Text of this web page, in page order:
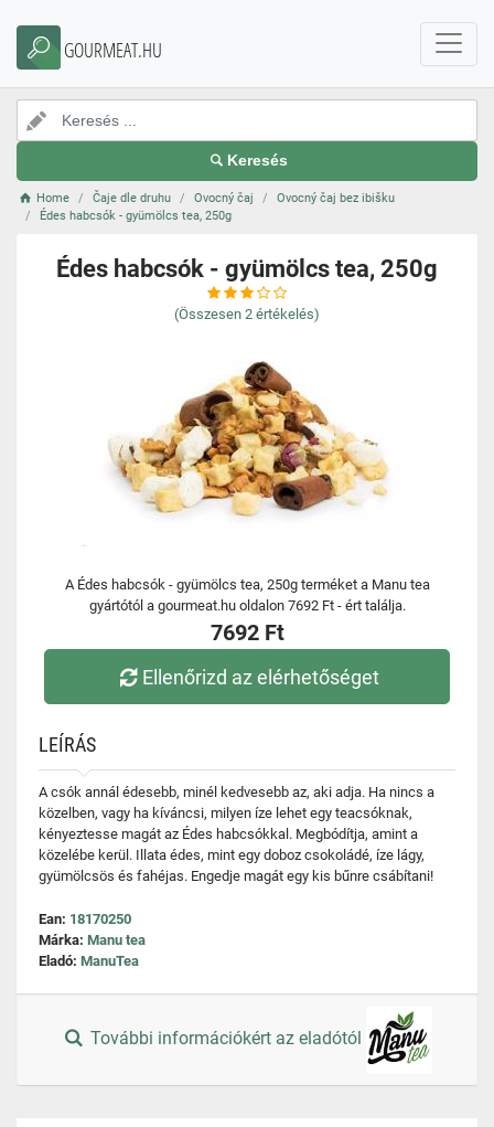
GOURMEAT.HU
Keresés
Home Čaje dle druhu Ovocný čaj
Ovocný čaj bez ibišku
Édes habcsók - gyümölcs tea, 250g
Édes habcsók - gyümölcs tea, 250g
(Összesen 2 értékelés)
A Édes habcsók - gyümölcs tea, 250g terméket a Manu tea
gyártótól a gourmeat.hu oldalon 7692 Ft - ért találja.
7692 Ft
Ellenőrizd az elérhetőséget
LEÍRÁS
A csók annál édesebb, minél kedvesebb az, aki adja. Ha nincs a
közelben, vagy ha kíváncsi, milyen íze lehet egy teacsóknak,
kényeztesse magát az Édes habcsókkal. Megbódítja, amint a
közelébe kerül. Illata édes, mint egy doboz csokoládé, íze lágy,
gyümölcsös és fahéjas. Engedje magát egy kis bűnre csábítani!
Ean: 18170250
Márka: Manu tea
Eladó: ManuTea
További információkért az eladótól